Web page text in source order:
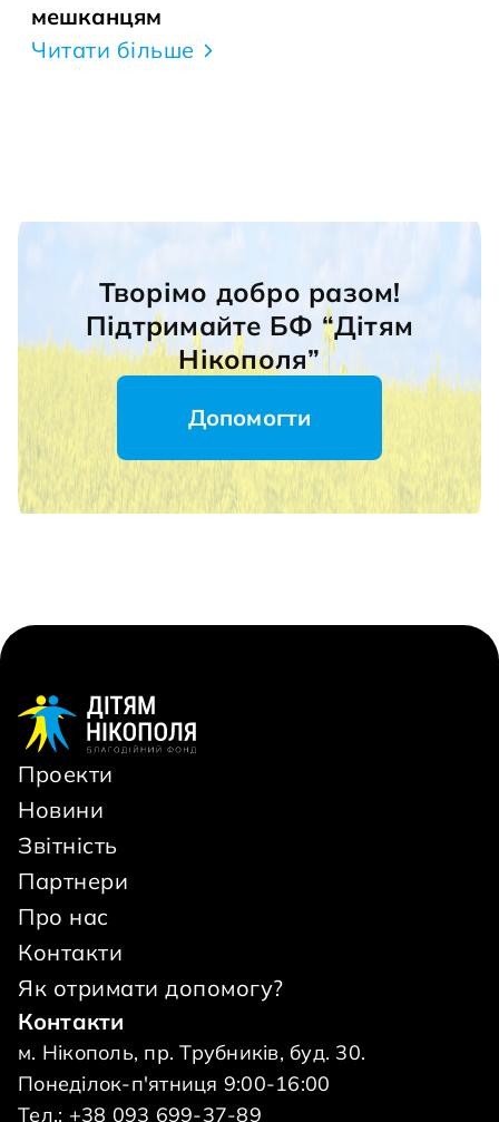
мешканцям
Читати більше
Творімо добро разом!
Підтримайте БФ “Дітям
Нікополя”
Допомогти
Проекти
Новини
Звітність
Партнери
Про нас
Контакти
Як отримати допомогу?
Контакти
м. Нікополь, пр. Трубників, буд. 30.
Понеділок-п'ятниця 9:00-16:00
Тел.: +38 093 699-37-89